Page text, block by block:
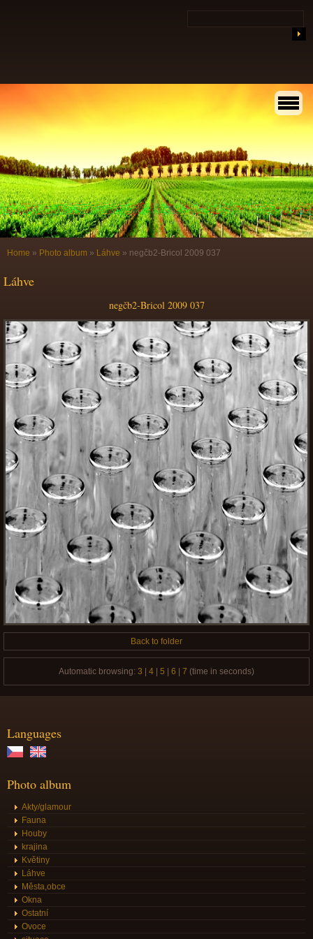
Home » Photo album » Láhve » negčb2-Bricol 2009 037
Láhve
negčb2-Bricol 2009 037
Back to folder
Automatic browsing: 3 4 5 6 7 (time in seconds)
Languages
Photo album
Akty/glamour
Fauna
Houby
krajina
Květiny
Láhve
Města,obce
Okna
Ostatní
Ovoce